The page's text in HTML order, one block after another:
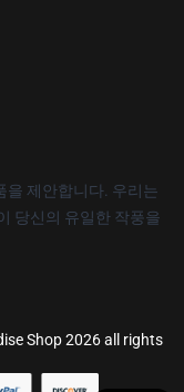
을 제안합니다. 우리는
당신의 유일한 작풍을
Shop 2026 all rights